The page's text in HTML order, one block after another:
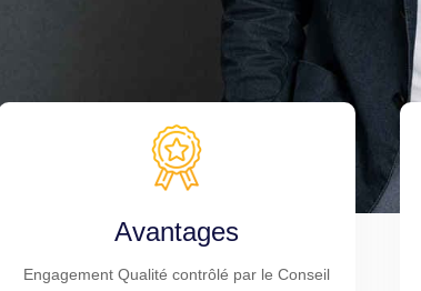
Avantages
Engagement Qualité contrôlé par le Conseil